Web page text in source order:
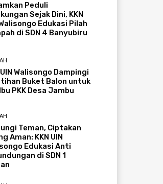
Peduli
Sejak Dini, KKN
Edukasi Pilah
di SDN 4 Banyubiru
UIN Walisongo Dampingi
Buket Balon untuk
PKK Desa Jambu
Teman, Ciptakan
Aman: KKN UIN
Edukasi Anti
di SDN 1